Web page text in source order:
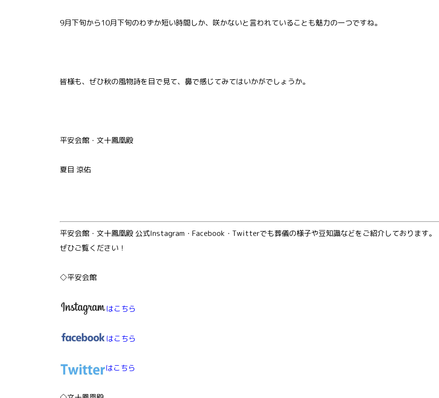
9月下旬から10月下旬のわずか短い時間しか、咲かないと言われていることも魅力の一つですね。
皆様も、ぜひ秋の風物詩を目で見て、鼻で感じてみてはいかがでしょうか。
平安会館・文十鳳凰殿
夏目 涼佑
平安会館・文十鳳凰殿 公式Instagram・Facebook・Twitterでも葬儀の様子や豆知識などをご紹介しております。
ぜひご覧ください！
◇平安会館
はこちら
はこちら
はこちら